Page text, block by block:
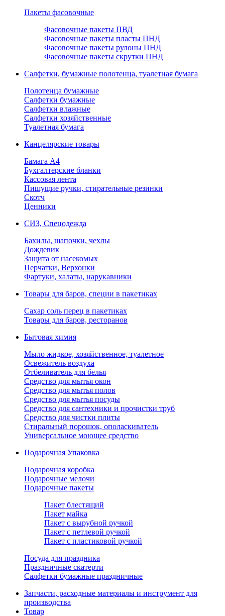
Пакеты фасовочные
Фасовочные пакеты ПВД
Фасовочные пакеты пласты ПНД
Фасовочные пакеты рулоны ПНД
Фасовочные пакеты скрутки ПНД
Салфетки, бумажные полотенца, туалетная бумага
Полотенца бумажные
Салфетки бумажные
Салфетки влажные
Салфетки хозяйственные
Туалетная бумага
Канцелярские товары
Бамага А4
Бухгалтерские бланки
Кассовая лента
Пишущие ручки, стирательные резинки
Скотч
Ценники
СИЗ, Спецодежда
Бахилы, шапочки, чехлы
Дождевик
Защита от насекомых
Перчатки, Верхонки
Фартуки, халаты, нарукавники
Товары для баров, специи в пакетиках
Сахар соль перец в пакетиках
Товары для баров, ресторанов
Бытовая химия
Мыло жидкое, хозяйственное, туалетное
Освежитель воздуха
Отбеливатель для белья
Средство для мытья окон
Средство для мытья полов
Средство для мытья посуды
Средство для сантехники и прочистки труб
Средство для чистки плиты
Стиральный порошок, ополаскиватель
Универсальное моющее средство
Подарочная Упаковка
Подарочная коробка
Подарочные мелочи
Подарочные пакеты
Пакет блестящий
Пакет майка
Пакет с вырубной ручкой
Пакет с петлевой ручкой
Пакет с пластиковой ручкой
Посуда для праздника
Праздничные скатерти
Салфетки бумажные праздничные
Запчасти, расходные материалы и инструмент для
производства
Товар